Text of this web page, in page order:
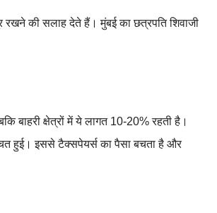
की सलाह देते हैं। मुंबई का छत्रपति शिवाजी
बाहरी क्षेत्रों में ये लागत 10-20% रहती है।
हुई। इससे टैक्सपेयर्स का पैसा बचता है और